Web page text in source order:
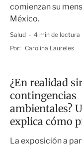
comienzan su
México.
Salud
4 min de lectura
Por: Carolina Laureles
¿En realidad
contingencias
ambientales?
explica cómo
salud
La exposición a